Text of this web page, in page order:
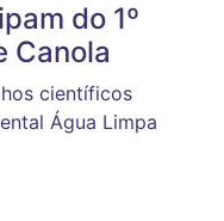
do 1º
Canola
científicos
Água Limpa